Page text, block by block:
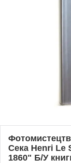
Сека Henri Le
1860" Б/У